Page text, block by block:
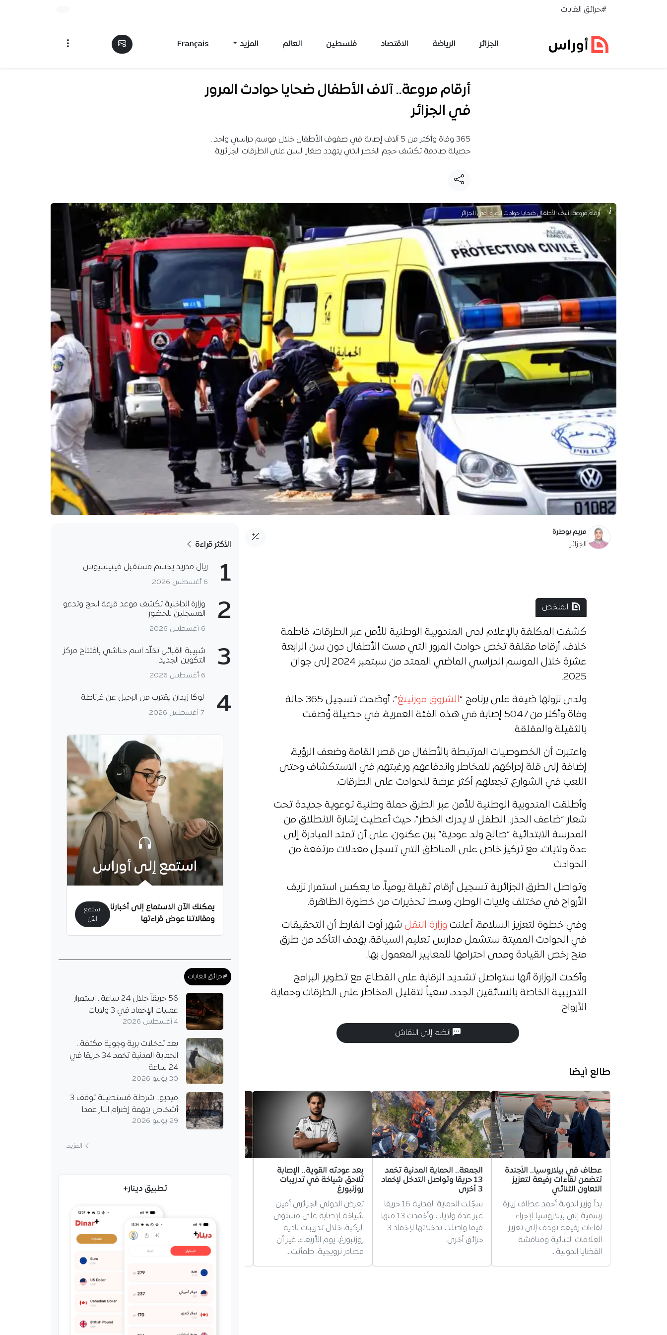
تخطي إلى المحتوى#حرائق الغابات
الجزائر الرياضة الاقتصاد فلسطين العالم المزيد Français
أرقام مروعة.. آلاف الأطفال ضحايا حوادث المرور
في الجزائر
365 وفاة وأكثر من 5 آلاف إصابة في صفوف الأطفال خلال موسم دراسي واحد..
حصيلة صادمة تكشف حجم الخطر الذي يتهدد صغار السن على الطرقات الجزائرية.
أرقام مروعة.. آلاف الأطفال ضحايا حوادث المرور في الجزائر
مريم بوطرة
الجزائر
الملخص
كشفت المكلفة بالإعلام لدى المندوبية الوطنية للأمن عبر الطرقات، فاطمة
خلاف، أرقاما مقلقة تخص حوادث المرور التي مست الأطفال دون سن الرابعة
عشرة خلال الموسم الدراسي الماضي الممتد من سبتمبر 2024 إلى جوان
2025.
ولدى نزولها ضيفة على برنامج “الشروق مورنينغ
”، أوضحت تسجيل 365 حالة
وفاة وأكثر من 5047 إصابة في هذه الفئة العمرية، في حصيلة وُصفت
بالثقيلة والمقلقة.
واعتبرت أن الخصوصيات المرتبطة بالأطفال من قصر القامة وضعف الرؤية،
إضافة إلى قلة إدراكهم للمخاطر واندفاعهم ورغبتهم في الاستكشاف وحتى
اللعب في الشوارع، تجعلهم أكثر عرضة للحوادث على الطرقات.
وأطلقت المندوبية الوطنية للأمن عبر الطرق حملة وطنية توعوية جديدة تحت
شعار “ضاعف الحذر.. الطفل لا يدرك الخطر”، حيث أعطيت إشارة الانطلاق من
المدرسة الابتدائية “صالح ولد عودية” ببن عكنون، على أن تمتد المبادرة إلى
عدة ولايات، مع تركيز خاص على المناطق التي تسجل معدلات مرتفعة من
الحوادث.
وتواصل الطرق الجزائرية تسجيل أرقام ثقيلة يومياً، ما يعكس استمرار نزيف
الأرواح في مختلف ولايات الوطن، وسط تحذيرات من خطورة الظاهرة.
وفي خطوة لتعزيز السلامة، أعلنت وزارة النقل شهر أوت الفارط أن التحقيقات
في الحوادث المميتة ستشمل مدارس تعليم السياقة، بهدف التأكد من طرق
منح رخص القيادة ومدى احترامها للمعايير المعمول بها.
وأكدت الوزارة أنها ستواصل تشديد الرقابة على القطاع، مع تطوير البرامج
التدريبية الخاصة بالسائقين الجدد، سعياً لتقليل المخاطر على الطرقات وحماية
الأرواح.
انضم إلى النقاش
طالع أيضا
عطاف في بيلاروسيا.. الأجندة
تتضمن لقاءات رفيعة لتعزيز
التعاون الثنائي
بدأ وزير الدولة أحمد عطاف زيارة
رسمية إلى بيلاروسيا لإجراء
لقاءات رفيعة تهدف إلى تعزيز
العلاقات الثنائية ومناقشة
القضايا الدولية…
الجمعة.. الحماية المدنية تخمد
13 حريقا وتواصل التدخل لإخماد
3 أخرى
سجّلت الحماية المدنية 16 حريقا
عبر عدة ولايات وأخمدت 13 منها
فيما واصلت تدخلاتها لإخماد 3
حرائق أخرى.
بعد عودته القوية.. الإصابة
تُلاحق شياخة في تدريبات
روزنبورغ
تعرض الدولي الجزائري أمين
شياخة لإصابة على مستوى
الركبة، خلال تدريبات ناديه
روزنبورغ، يوم الأربعاء، غير أن
مصادر نرويجية، طمأنت…
نادي ميلان، بعدما فسخ العقد
الذي يربطه بالروسونيري، مثلما
الأكثر قراءة
1 ريال مدريد يحسم مستقبل فينيسيوس
6 أغسطس 2026
2
وزارة الداخلية تكشف موعد قرعة الحج وتدعو
المسجلين للحضور
6 أغسطس 2026
3
شبيبة القبائل تخلّد اسم حناشي بافتتاح مركز
التكوين الجديد
6 أغسطس 2026
4 لوكا زيدان يقترب من الرحيل عن غرناطة
7 أغسطس 2026
استمع إلى أوراس
يمكنك الآن الاستماع إلى أخبارنا
ومقالاتنا عوض قراءتها
استمع
الآن
#حرائق الغابات
56 حريقاً خلال 24 ساعة.. استمرار
عمليات الإخماد في 3 ولايات
4 أغسطس 2026
بعد تدخلات برية وجوية مكثفة..
الحماية المدنية تخمد 34 حريقا في
24 ساعة
30 يوليو 2026
فيديو.. شرطة قسنطينة توقف 3
أشخاص بتهمة إضرام النار عمدا
29 يوليو 2026
المزيد
تطبيق دينار+